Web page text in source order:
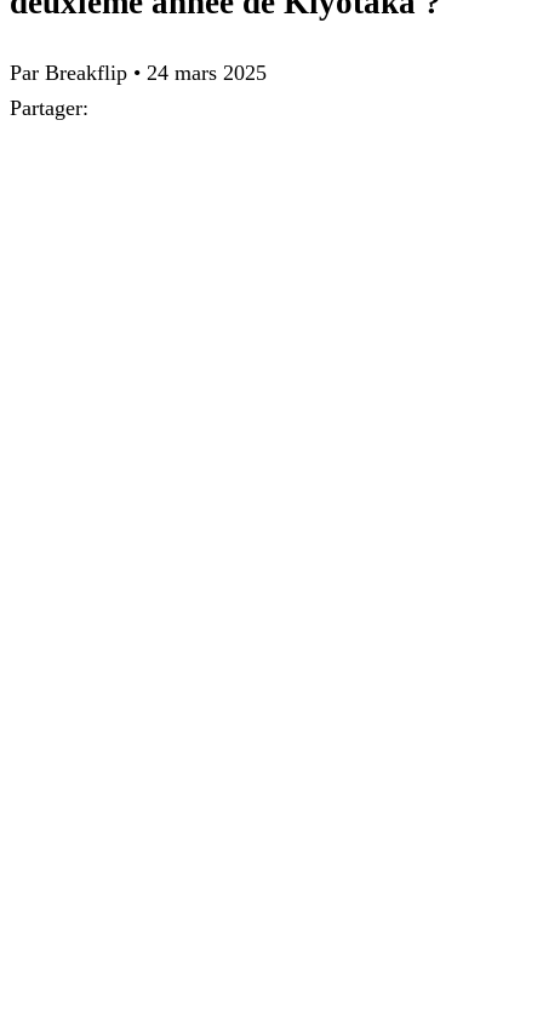
Par Breakflip • 24 mars 2025
Partager: